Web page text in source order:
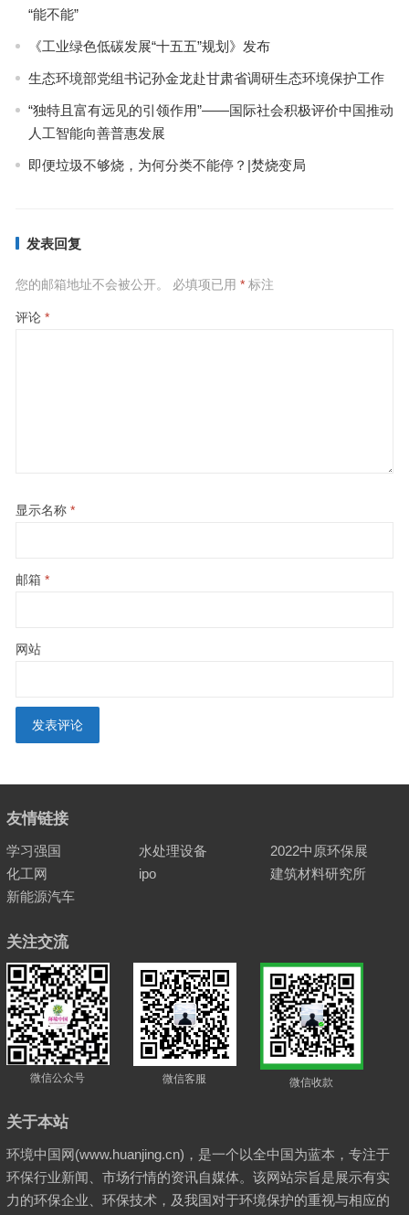
“能不能”
《工业绿色低碳发展“十五五”规划》发布
生态环境部党组书记孙金龙赴甘肃省调研生态环境保护工作
“独特且富有远见的引领作用”——国际社会积极评价中国推动
人工智能向善普惠发展
即便垃圾不够烧，为何分类不能停？|焚烧变局
发表回复
您的邮箱地址不会被公开。 必填项已用 *标注
评论 *
显示名称 *
邮箱 *
网站
友情链接
学习强国 水处理设备
2022中原环保展
化工网
ipo
建筑材料研究所
新能源汽车
关注交流
微信公众号 微信客服 微信收款
关于本站
环境中国网(www.huanjing.cn)，是一个以全中国为蓝本，专注于
环保行业新闻、市场行情的资讯自媒体。该网站宗旨是展示有实
力的环保企业、环保技术，及我国对于环境保护的重视与相应的